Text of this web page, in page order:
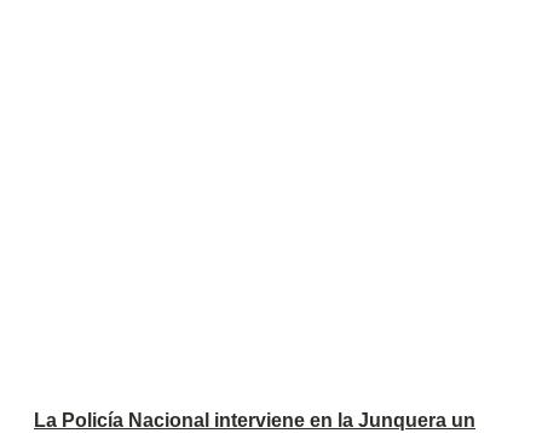
La Policía Nacional interviene en la Junquera un